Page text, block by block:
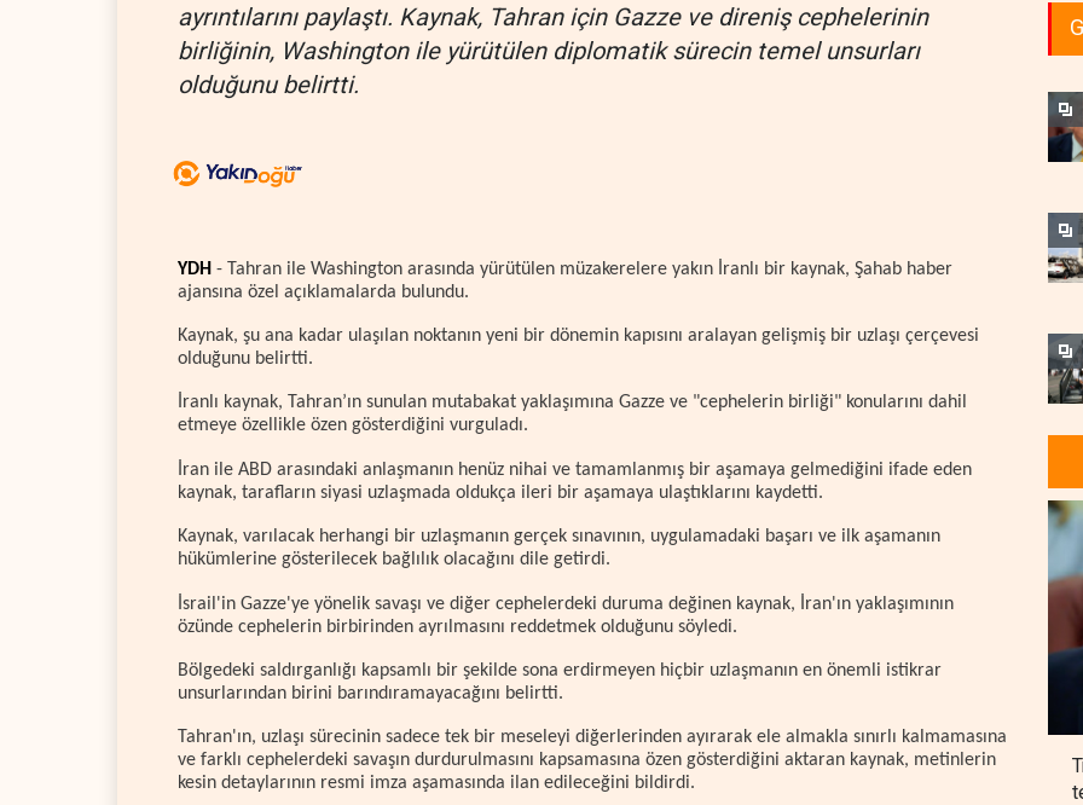
ayrıntılarını paylaştı. Kaynak, Tahran için Gazze ve direniş cephelerinin
birliğinin, Washington ile yürütülen diplomatik sürecin temel unsurları
olduğunu belirtti.
YDH - Tahran ile Washington arasında yürütülen müzakerelere yakın İranlı bir kaynak, Şahab haber
ajansına özel açıklamalarda bulundu.
Kaynak, şu ana kadar ulaşılan noktanın yeni bir dönemin kapısını aralayan gelişmiş bir uzlaşı çerçevesi
olduğunu belirtti.
İranlı kaynak, Tahran’ın sunulan mutabakat yaklaşımına Gazze ve "cephelerin birliği" konularını dahil
etmeye özellikle özen gösterdiğini vurguladı.
İran ile ABD arasındaki anlaşmanın henüz nihai ve tamamlanmış bir aşamaya gelmediğini ifade eden
kaynak, tarafların siyasi uzlaşmada oldukça ileri bir aşamaya ulaştıklarını kaydetti.
Kaynak, varılacak herhangi bir uzlaşmanın gerçek sınavının, uygulamadaki başarı ve ilk aşamanın
hükümlerine gösterilecek bağlılık olacağını dile getirdi.
İsrail'in Gazze'ye yönelik savaşı ve diğer cephelerdeki duruma değinen kaynak, İran'ın yaklaşımının
özünde cephelerin birbirinden ayrılmasını reddetmek olduğunu söyledi.
Bölgedeki saldırganlığı kapsamlı bir şekilde sona erdirmeyen hiçbir uzlaşmanın en önemli istikrar
unsurlarından birini barındıramayacağını belirtti.
Tahran'ın, uzlaşı sürecinin sadece tek bir meseleyi diğerlerinden ayırarak ele almakla sınırlı kalmamasına
ve farklı cephelerdeki savaşın durdurulmasını kapsamasına özen gösterdiğini aktaran kaynak, metinlerin
kesin detaylarının resmi imza aşamasında ilan edileceğini bildirdi.